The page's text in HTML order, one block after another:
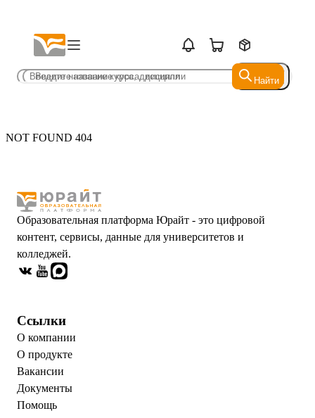
Найти
Найти
NOT FOUND 404
Образовательная платформа Юрайт - это цифровой
контент, сервисы, данные для университетов и
колледжей.
Ссылки
О компании
О продукте
Вакансии
Документы
Помощь